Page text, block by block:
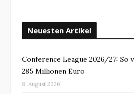
Neuesten Artikel
Conference League 2026/27: So
285 Millionen Euro
8. August 2026